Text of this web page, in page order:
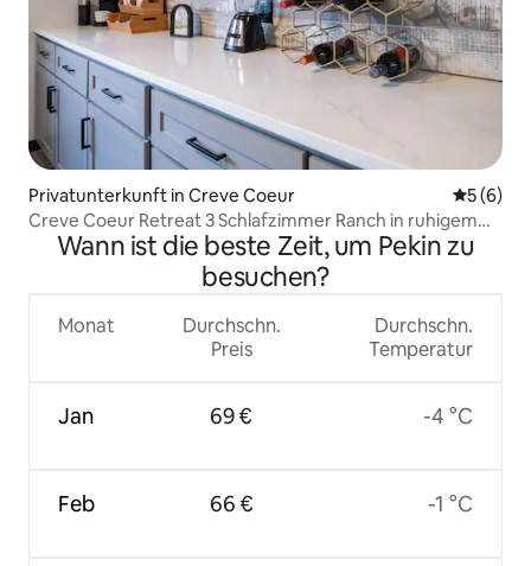
Privatunterkunft in Creve Coeur
5 (6)
Creve Coeur Retreat 3 Schlafzimmer Ranch in ruhigem
Cul-des-ac
Wann ist die beste Zeit, um Pekin zu
besuchen?
Monat
Jan
Feb
Durchschn.
Preis
69 €
66 €
Durchschn.
Temperatur
-4 °C
-1 °C